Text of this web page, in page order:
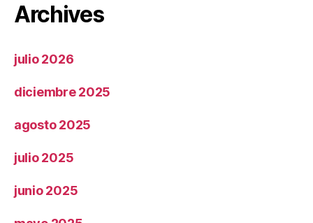
Archives
julio 2026
diciembre 2025
agosto 2025
julio 2025
junio 2025